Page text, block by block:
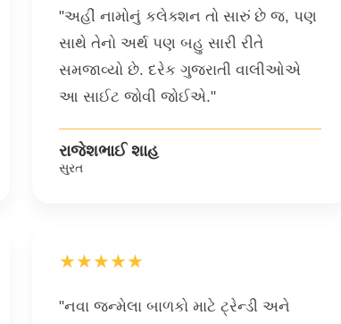
"અહીં નામોનું કલેક્શન તો સારું છે જ, પણ
સાથે તેનો અર્થ પણ બહુ સારી રીતે
સમજાવ્યો છે. દરેક ગુજરાતી વાલીઓએ
આ સાઈટ જોવી જોઈએ."
રાજેશભાઈ શાહ
સુરત
★★★★★
"નવા જન્મેલા બાળકો માટે ટ્રેન્ડી અને